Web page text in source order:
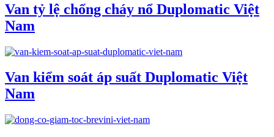
Van tỷ lệ chống cháy nổ Duplomatic Việt
Nam
Van kiểm soát áp suất Duplomatic Việt
Nam